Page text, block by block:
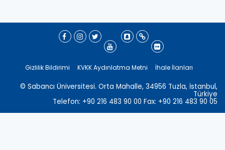
Gizlilik Bildirimi KVKK Aydınlatma Metni İhale İlanları
© Sabancı Üniversitesi. Orta Mahalle, 34956 Tuzla, İstanbul,
Türkiye
Telefon: +90 216 483 90 00 Fax: +90 216 483 90 05